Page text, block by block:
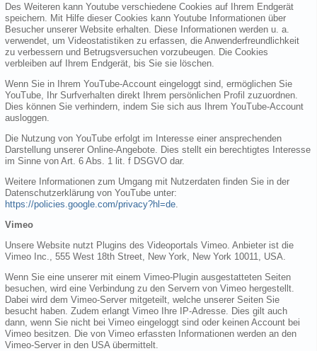
Des Weiteren kann Youtube verschiedene Cookies auf Ihrem Endgerät
speichern. Mit Hilfe dieser Cookies kann Youtube Informationen über
Besucher unserer Website erhalten. Diese Informationen werden u. a.
verwendet, um Videostatistiken zu erfassen, die Anwenderfreundlichkeit
zu verbessern und Betrugsversuchen vorzubeugen. Die Cookies
verbleiben auf Ihrem Endgerät, bis Sie sie löschen.
Wenn Sie in Ihrem YouTube-Account eingeloggt sind, ermöglichen Sie
YouTube, Ihr Surfverhalten direkt Ihrem persönlichen Profil zuzuordnen.
Dies können Sie verhindern, indem Sie sich aus Ihrem YouTube-Account
ausloggen.
Die Nutzung von YouTube erfolgt im Interesse einer ansprechenden
Darstellung unserer Online-Angebote. Dies stellt ein berechtigtes Interesse
im Sinne von Art. 6 Abs. 1 lit. f DSGVO dar.
Weitere Informationen zum Umgang mit Nutzerdaten finden Sie in der
Datenschutzerklärung von YouTube unter:
https://policies.google.com/privacy?hl=de
Vimeo
Unsere Website nutzt Plugins des Videoportals Vimeo. Anbieter ist die
Vimeo Inc., 555 West 18th Street, New York, New York 10011, USA.
Wenn Sie eine unserer mit einem Vimeo-Plugin ausgestatteten Seiten
besuchen, wird eine Verbindung zu den Servern von Vimeo hergestellt.
Dabei wird dem Vimeo-Server mitgeteilt, welche unserer Seiten Sie
besucht haben. Zudem erlangt Vimeo Ihre IP-Adresse. Dies gilt auch
dann, wenn Sie nicht bei Vimeo eingeloggt sind oder keinen Account bei
Vimeo besitzen. Die von Vimeo erfassten Informationen werden an den
Vimeo-Server in den USA übermittelt.